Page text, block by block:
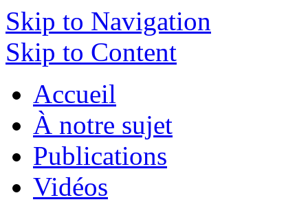
Skip to Navigation
Skip to Content
Accueil
À notre sujet
Publications
Vidéos